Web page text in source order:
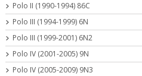
Polo II (1990-1994) 86C
Polo III (1994-1999) 6N
Polo III (1999-2001) 6N2
Polo IV (2001-2005) 9N
Polo IV (2005-2009) 9N3